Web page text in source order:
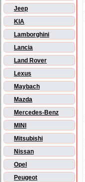
Jeep
KIA
Lamborghini
Lancia
Land Rover
Lexus
Maybach
Mazda
Mercedes-Benz
MINI
Mitsubishi
Nissan
Opel
Peugeot